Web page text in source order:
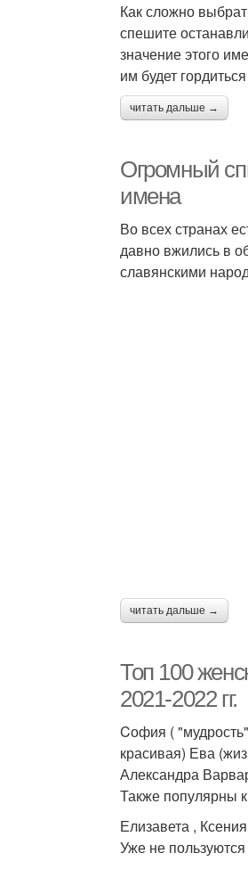
Как сложно
спешите
значение этого
им будет
читать дальше →
Огромный
имена
Во всех странах
давно вжились в
славянскими
читать дальше →
Топ 100
2021-2022 гг.
Cофия (
красивая) Ева
Александра
Также популярны
Елизавета ,
Уже не